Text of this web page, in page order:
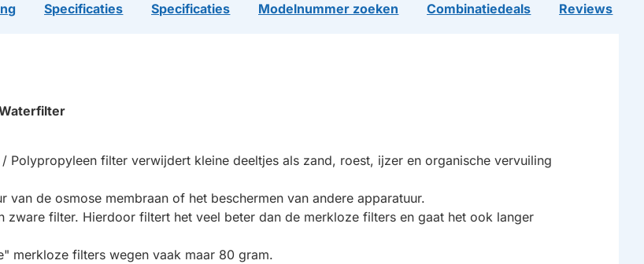
Specificaties Specificaties Modelnummer zoeken Combinatiedeals Reviews
Polypropyleen filter verwijdert kleine deeltjes als zand, roest, ijzer en organische vervuiling
van de osmose membraan of het beschermen van andere apparatuur.
zware filter. Hierdoor filtert het veel beter dan de merkloze filters en gaat het ook langer
merkloze filters wegen vaak maar 80 gram.